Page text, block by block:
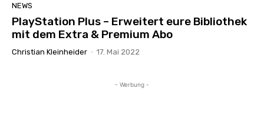
NEWS
PlayStation Plus – Erweitert eure Bibliothek
mit dem Extra & Premium Abo
Christian Kleinheider - 17. Mai 2022
- Werbung -